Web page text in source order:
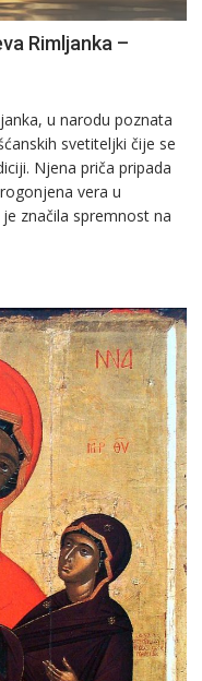
Rimljanka –
u narodu poznata
svetiteljki čije se
Njena priča pripada
vera u
značila spremnost na